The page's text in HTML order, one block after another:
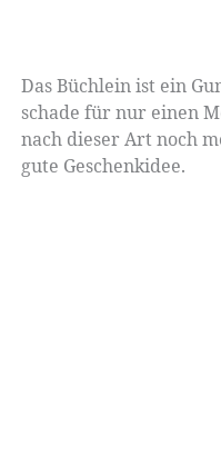
Das Büchlein ist ein
schade für nur einen
nach dieser Art noch
gute Geschenkidee.